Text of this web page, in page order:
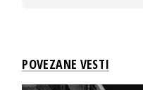
POVEZANE VESTI